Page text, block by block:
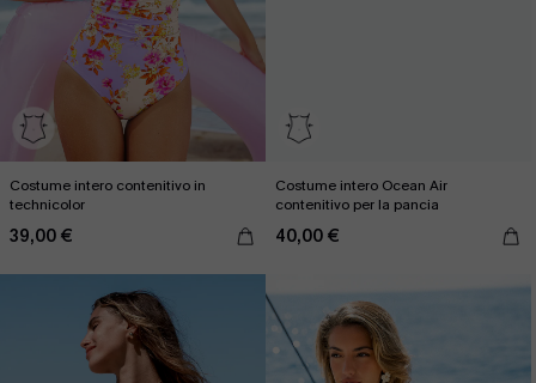
Costume intero contenitivo in
technicolor
39,00 €
Costume intero Ocean Air
contenitivo per la pancia
40,00 €